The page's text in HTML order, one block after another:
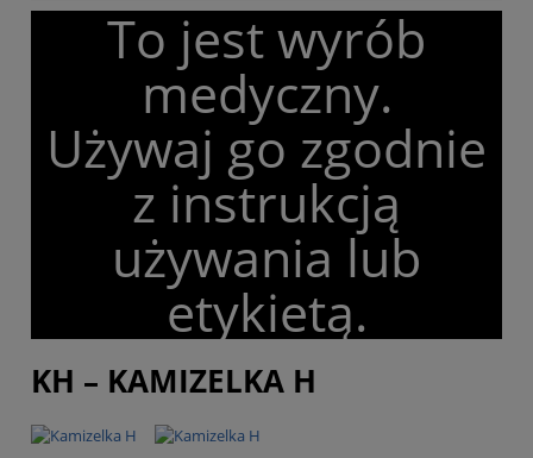
To jest wyrób
medyczny.
Używaj go zgodnie
z instrukcją
używania lub
etykietą.
KH – KAMIZELKA H